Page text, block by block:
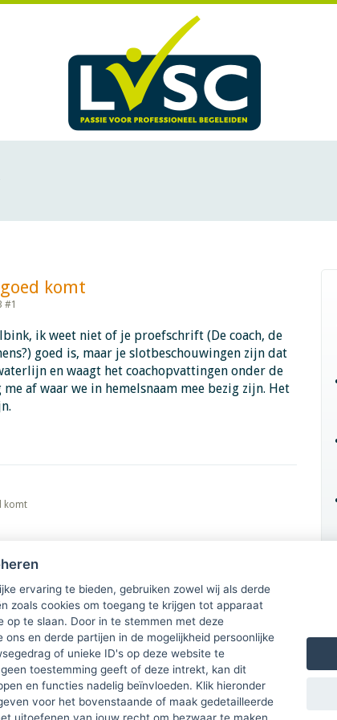
komt​​​​​​
#1
ik weet niet of je proefschrift (De coach, de
goed is, maar je slotbeschouwingen zijn dat
en waagt het coachopvattingen onder de
af waar we in hemelsnaam mee bezig zijn. Het
komt
ervaring te bieden, gebruiken zowel wij als derde
zoals cookies om toegang te krijgen tot apparaat
op te slaan. Door in te stemmen met deze
ons en derde partijen in de mogelijkheid persoonlijke
of unieke ID's op deze website te
toestemming geeft of deze intrekt, kan dit
en functies nadelig beïnvloeden. Klik hieronder
voor het bovenstaande of maak gedetailleerde